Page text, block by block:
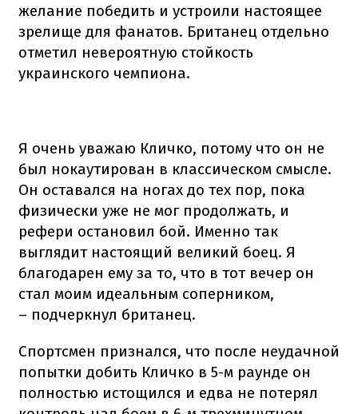
желание победить и устроили настоящее
зрелище для фанатов. Британец отдельно
отметил невероятную стойкость
украинского чемпиона.
Я очень уважаю Кличко, потому что он не
был нокаутирован в классическом смысле.
Он оставался на ногах до тех пор, пока
физически уже не мог продолжать, и
рефери остановил бой. Именно так
выглядит настоящий великий боец. Я
благодарен ему за то, что в тот вечер он
стал моим идеальным соперником,
– подчеркнул британец.
Спортсмен признался, что после неудачной
попытки добить Кличко в 5-м раунде он
полностью истощился и едва не потерял